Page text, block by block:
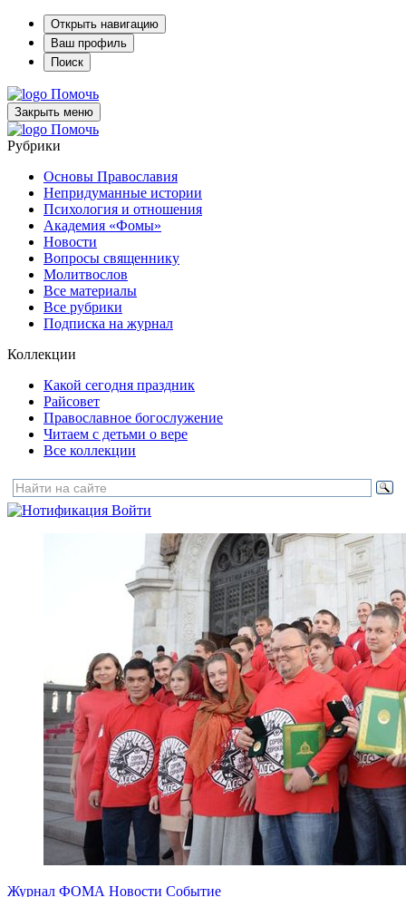
Открыть навигацию
Ваш профиль
Поиск
Помочь
Закрыть меню
Помочь
Рубрики
Основы Православия
Непридуманные истории
Психология и отношения
Академия «Фомы»
Новости
Вопросы священнику
Молитвослов
Все материалы
Все рубрики
Подписка на журнал
Коллекции
Какой сегодня праздник
Райсовет
Православное богослужение
Читаем с детьми о вере
Все коллекции
Войти
Журнал ФОМА Новости Событие